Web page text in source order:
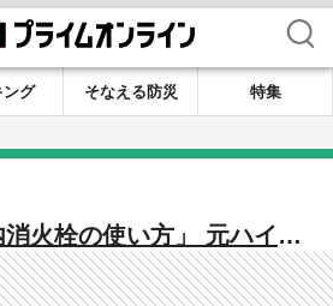
検索
グ そなえる防災
特集
火栓の使い方」 元ハイパ
作る防災センター“インス
】